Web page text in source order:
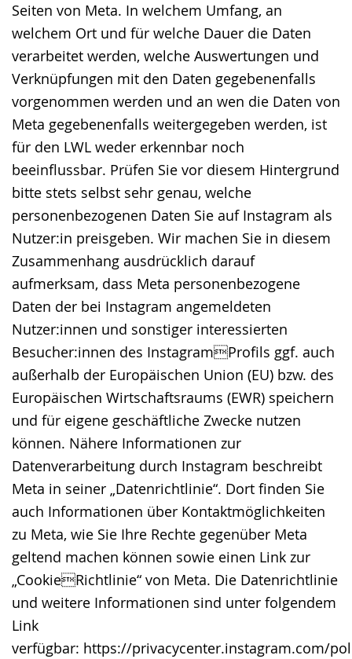
Seiten von Meta. In welchem Umfang, an
welchem Ort und für welche Dauer die Daten
verarbeitet werden, welche Auswertungen und
Verknüpfungen mit den Daten gegebenenfalls
vorgenommen werden und an wen die Daten von
Meta gegebenenfalls weitergegeben werden, ist
für den LWL weder erkennbar noch
beeinflussbar. Prüfen Sie vor diesem Hintergrund
bitte stets selbst sehr genau, welche
personenbezogenen Daten Sie auf Instagram als
Nutzer:in preisgeben. Wir machen Sie in diesem
Zusammenhang ausdrücklich darauf
aufmerksam, dass Meta personenbezogene
Daten der bei Instagram angemeldeten
Nutzer:innen und sonstiger interessierten
Besucher:innen des InstagramProfils ggf. auch
außerhalb der Europäischen Union (EU) bzw. des
Europäischen Wirtschaftsraums (EWR) speichern
und für eigene geschäftliche Zwecke nutzen
können. Nähere Informationen zur
Datenverarbeitung durch Instagram beschreibt
Meta in seiner „Datenrichtlinie“. Dort finden Sie
auch Informationen über Kontaktmöglichkeiten
zu Meta, wie Sie Ihre Rechte gegenüber Meta
geltend machen können sowie einen Link zur
„CookieRichtlinie“ von Meta. Die Datenrichtlinie
und weitere Informationen sind unter folgendem
Link
verfügbar: https://privacycenter.instagram.com/